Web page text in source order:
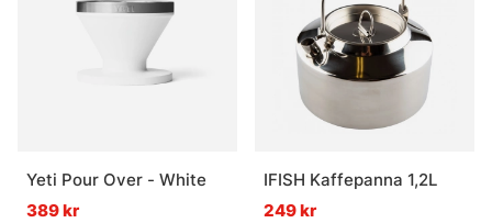
Yeti Pour Over - White
389 kr
IFISH Kaffepanna 1,2L
249 kr